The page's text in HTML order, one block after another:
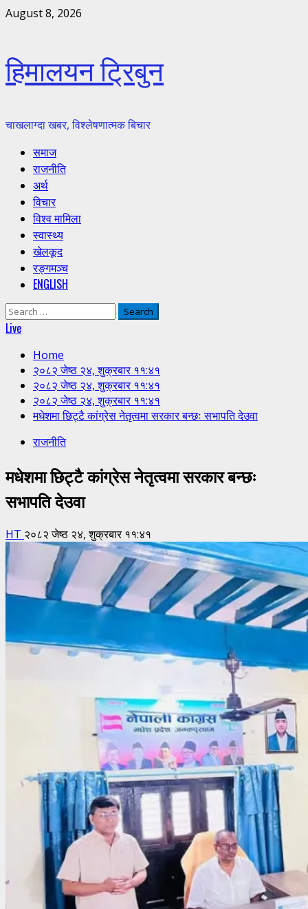
Skip
August 8, 2026
हिमालयन ट्रिबुन
चाखलाग्दा खबर, विश्लेषणात्मक बिचार
Primary
Menu
समाज
राजनीति
अर्थ
विचार
विश्व मामिला
स्वास्थ्य
खेलकूद
रङ्गमञ्च
ENGLISH
Search
for:
Live
Home
२०८२ जेष्ठ २४, शुक्रबार ११:४१
२०८२ जेष्ठ २४, शुक्रबार ११:४१
२०८२ जेष्ठ २४, शुक्रबार ११:४१
मधेशमा छिट्टै कांग्रेस नेतृत्वमा सरकार बन्छः सभापति देउवा
राजनीति
मधेशमा छिट्टै कांग्रेस नेतृत्वमा सरकार बन्छः
सभापति देउवा
HT २०८२ जेष्ठ २४, शुक्रबार ११:४१